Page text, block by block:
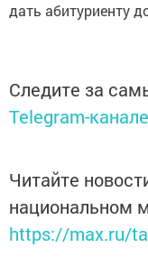
дать абитуриенту
Следите за
Telegram-канале
Читайте
национальном
https://max.ru/